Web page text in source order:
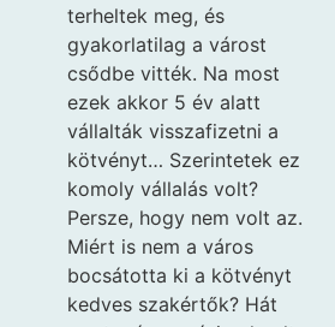
terheltek meg, és
gyakorlatilag a várost
csődbe vitték. Na most
ezek akkor 5 év alatt
vállalták visszafizetni a
kötvényt… Szerintetek ez
komoly vállalás volt?
Persze, hogy nem volt az.
Miért is nem a város
bocsátotta ki a kötvényt
kedves szakértők? Hát